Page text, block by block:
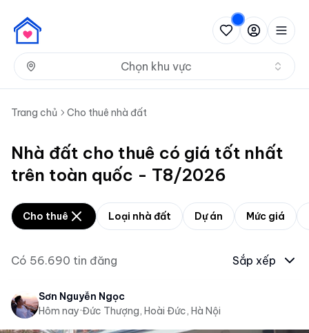
Chọn khu vực
Trang chủ Cho thuê nhà đất
Nhà đất cho thuê có giá tốt nhất
trên toàn quốc - T8/2026
Cho thuê Loại nhà đất Dự án Mức giá
Có 56.690 tin đăng Sắp xếp
Sơn Nguyễn Ngọc
Hôm nay·Đức Thượng, Hoài Đức, Hà Nội